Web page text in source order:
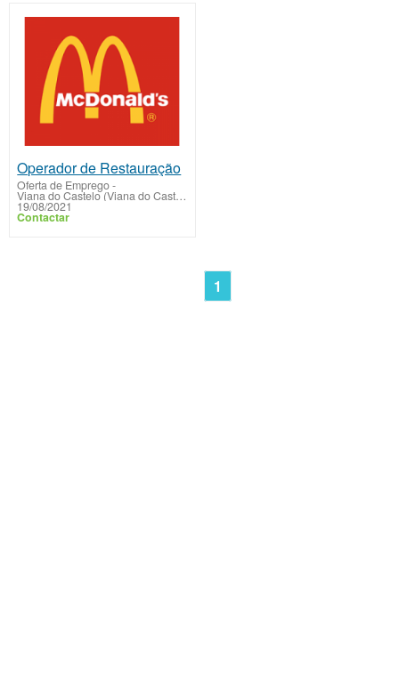
Operador de Restauração
Oferta de Emprego-
Viana do Castelo (Viana do Castelo)
19/08/2021
Contactar
1